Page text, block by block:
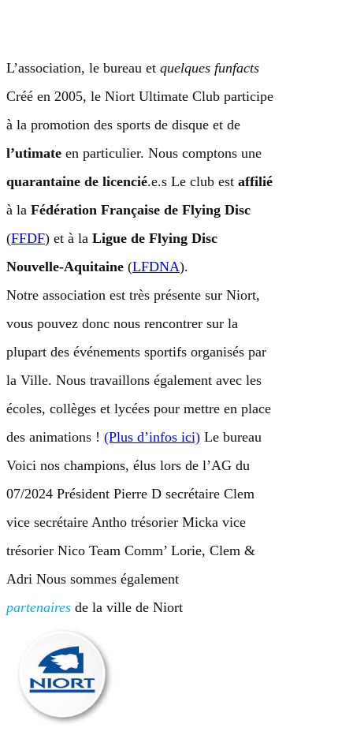
L’association, le bureau et quelques funfacts
Créé en 2005, le Niort Ultimate Club participe
à la promotion des sports de disque et de
l’utimate en particulier. Nous comptons une
quarantaine de licencié.e.s Le club est affilié
à la Fédération Française de Flying Disc
(FFDF) et à la Ligue de Flying Disc
Nouvelle-Aquitaine (LFDNA).
Notre association est très présente sur Niort,
vous pouvez donc nous rencontrer sur la
plupart des événements sportifs organisés par
la Ville. Nous travaillons également avec les
écoles, collèges et lycées pour mettre en place
des animations ! (Plus d’infos ici) Le bureau
Voici nos champions, élus lors de l’AG du
07/2024 Président Pierre D secrétaire Clem
vice secrétaire Antho trésorier Micka vice
trésorier Nico Team Comm’ Lorie, Clem &
Adri Nous sommes également
partenaires de la ville de Niort